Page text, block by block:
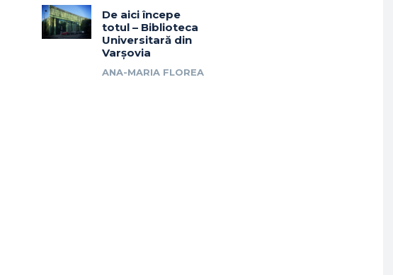
De aici începe
totul – Biblioteca
Universitară din
Varșovia
ANA-MARIA FLOREA